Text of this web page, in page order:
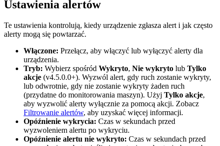
Ustawienia alertów
Te ustawienia kontrolują, kiedy urządzenie zgłasza alert i jak często
alerty mogą się powtarzać.
Włączone: Przełącz, aby włączyć lub wyłączyć alerty dla
urządzenia.
Tryb: Wybierz spośród Wykryto, Nie wykryto lub Tylko
akcje (v4.5.0.0+). Wyzwól alert, gdy ruch zostanie wykryty,
lub odwrotnie, gdy nie zostanie wykryty żaden ruch
(przydatne do monitorowania maszyn). Użyj Tylko akcje,
aby wyzwolić alerty wyłącznie za pomocą akcji. Zobacz
Filtrowanie alertów, aby uzyskać więcej informacji.
Opóźnienie wykrycia: Czas w sekundach przed
wyzwoleniem alertu po wykryciu.
Opóźnienie alertu nie wykryto: Czas w sekundach przed